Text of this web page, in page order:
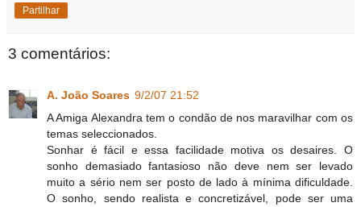
Partilhar
3 comentários:
A. João Soares 9/2/07 21:52
A Amiga Alexandra tem o condão de nos maravilhar com os
temas seleccionados.
Sonhar é fácil e essa facilidade motiva os desaires. O
sonho demasiado fantasioso não deve nem ser levado
muito a sério nem ser posto de lado à mínima dificuldade.
O sonho, sendo realista e concretizável, pode ser uma